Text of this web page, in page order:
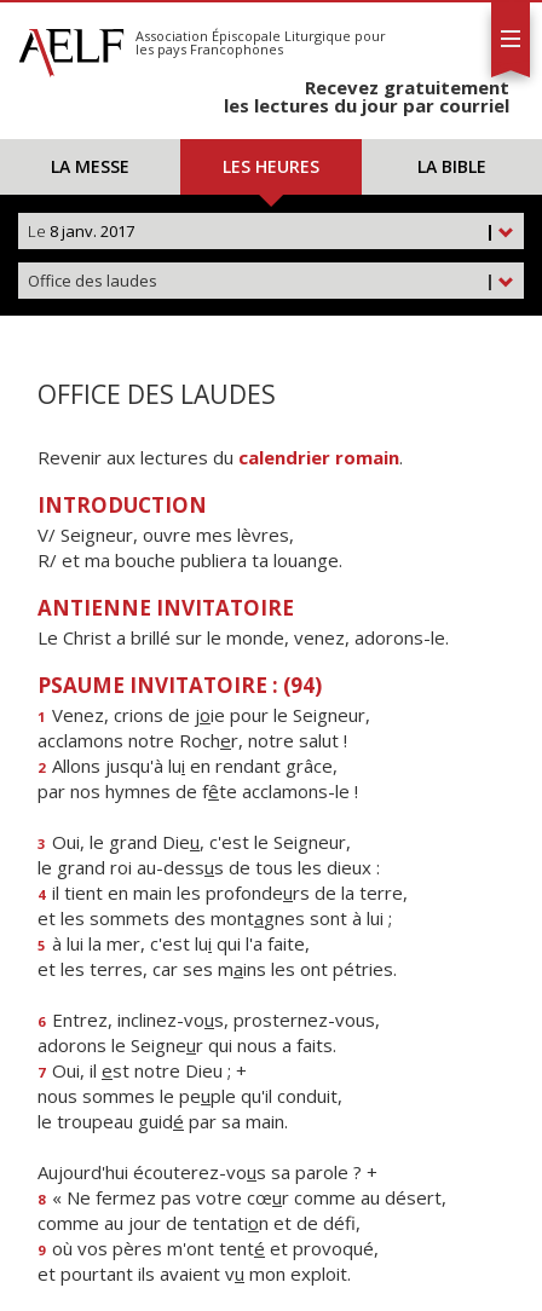
S'abonner
Calendrier
Association Épiscopale Liturgique pour
les pays Francophones
Recevez gratuitement
les lectures du jour par courriel
LA MESSE LES HEURES LA BIBLE
|
Le 8 janv. 2017
|
Office des laudes
OFFICE DES LAUDES
Revenir aux lectures du calendrier romain.
INTRODUCTION
V/ Seigneur, ouvre mes lèvres,
R/ et ma bouche publiera ta louange.
ANTIENNE INVITATOIRE
Le Christ a brillé sur le monde, venez, adorons-le.
PSAUME INVITATOIRE : (94)
1 Venez, crions de joie pour le Seigneur,
acclamons notre Rocher, notre salut !
2 Allons jusqu'à lui en rendant grâce,
par nos hymnes de fête acclamons-le !
3 Oui, le grand Dieu, c'est le Seigneur,
le grand roi au-dessus de tous les dieux :
4 il tient en main les profondeurs de la terre,
et les sommets des montagnes sont à lui ;
5 à lui la mer, c'est lui qui l'a faite,
et les terres, car ses mains les ont pétries.
6 Entrez, inclinez-vous, prosternez-vous,
adorons le Seigneur qui nous a faits.
7 Oui, il est notre Dieu ; +
nous sommes le peuple qu'il conduit,
le troupeau guidé par sa main.
Aujourd'hui écouterez-vous sa parole ? +
8 « Ne fermez pas votre cœur comme au désert,
comme au jour de tentation et de défi,
9 où vos pères m'ont tenté et provoqué,
et pourtant ils avaient vu mon exploit.